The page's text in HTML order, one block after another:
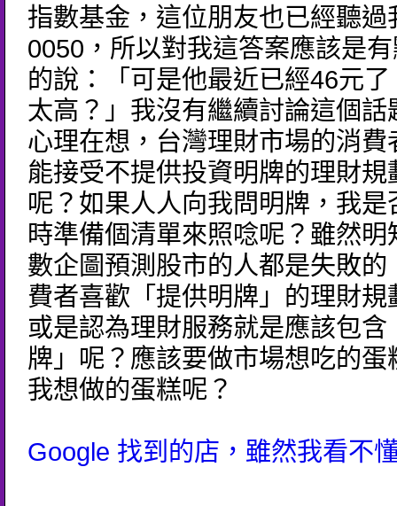
指數基金，這位朋友也已經聽過
0050，所以對我這答案應該是
的說：「可是他最近已經46元
太高？」我沒有繼續討論這個話
心理在想，台灣理財市場的消費
能接受不提供投資明牌的理財規
呢？如果人人向我問明牌，我是
時準備個清單來照唸呢？雖然明
數企圖預測股市的人都是失敗的
費者喜歡「提供明牌」的理財規
或是認為理財服務就是應該包含
牌」呢？應該要做市場想吃的蛋
我想做的蛋糕呢？
Google 找到的店，雖然我看不